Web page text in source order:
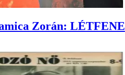
Zorán: LÉTFENE